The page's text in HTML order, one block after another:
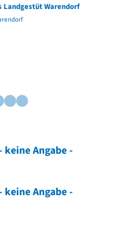
Landgestüt Warendorf
keine Angabe -
keine Angabe -